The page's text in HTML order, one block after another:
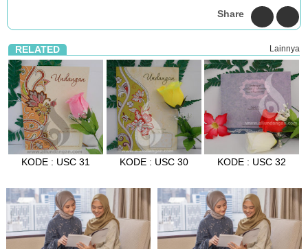
Share
RELATED Lainnya
KODE : USC 31 KODE : USC 30 KODE : USC 32